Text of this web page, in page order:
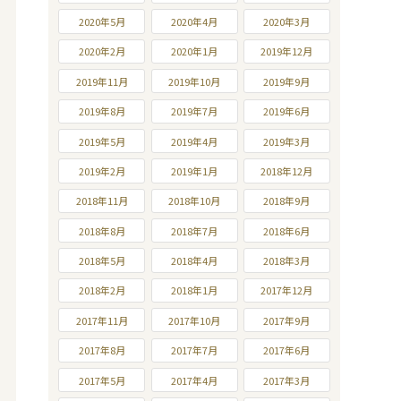
2020年5月 2020年4月 2020年3月
2020年2月 2020年1月 2019年12月
2019年11月 2019年10月 2019年9月
2019年8月 2019年7月 2019年6月
2019年5月 2019年4月 2019年3月
2019年2月 2019年1月 2018年12月
2018年11月 2018年10月 2018年9月
2018年8月 2018年7月 2018年6月
2018年5月 2018年4月 2018年3月
2018年2月 2018年1月 2017年12月
2017年11月 2017年10月 2017年9月
2017年8月 2017年7月 2017年6月
2017年5月 2017年4月 2017年3月